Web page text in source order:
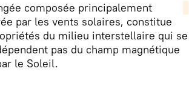
composée principalement
par les vents solaires, constitue
du milieu interstellaire qui se
pas du champ magnétique
le Soleil.